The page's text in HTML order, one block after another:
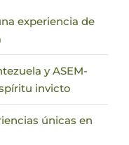
experiencia de
y ASEM-
invicto
únicas en